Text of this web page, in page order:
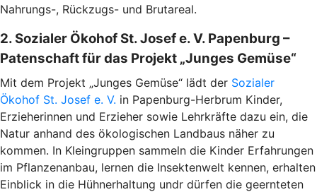
Nahrungs-, Rückzugs- und Brutareal.
2. Sozialer Ökohof St. Josef e. V. Papenburg –
Patenschaft für das Projekt „Junges Gemüse“
Mit dem Projekt „Junges Gemüse“ lädt der Sozialer
Ökohof St. Josef e. V. in Papenburg-Herbrum Kinder,
Erzieherinnen und Erzieher sowie Lehrkräfte dazu ein, die
Natur anhand des ökologischen Landbaus näher zu
kommen. In Kleingruppen sammeln die Kinder Erfahrungen
im Pflanzenanbau, lernen die Insektenwelt kennen, erhalten
Einblick in die Hühnerhaltung undr dürfen die geernteten